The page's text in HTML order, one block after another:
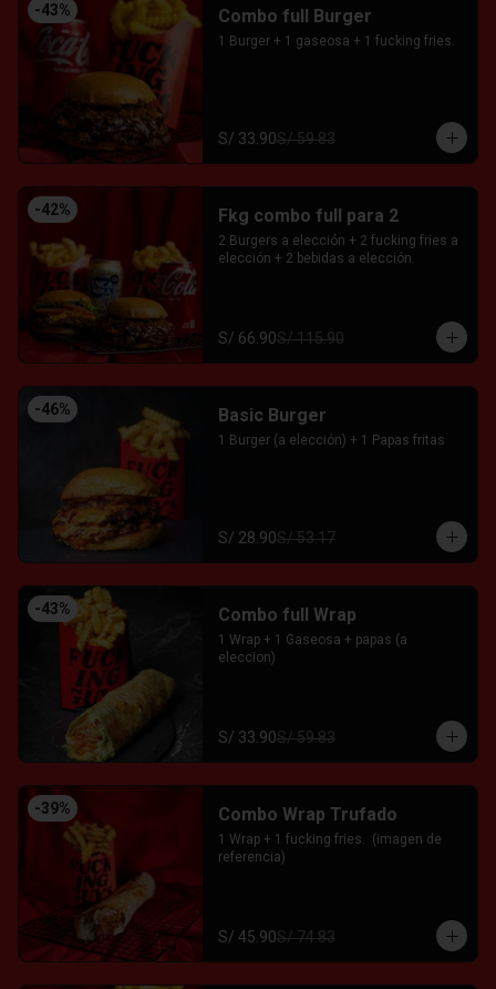
-43% Combo full Burger
1 Burger + 1 gaseosa + 1 fucking fries.
S/ 33.90S/ 59.83
-42% Fkg combo full para 2
2 Burgers a elección + 2 fucking fries a
elección + 2 bebidas a elección.
S/ 66.90S/ 115.90
-46% Basic Burger
1 Burger (a elección) + 1 Papas fritas
S/ 28.90S/ 53.17
-43% Combo full Wrap
1 Wrap + 1 Gaseosa + papas (a
eleccion)
S/ 33.90S/ 59.83
-39% Combo Wrap Trufado
1 Wrap + 1 fucking fries.  (imagen de
referencia)
S/ 45.90S/ 74.83